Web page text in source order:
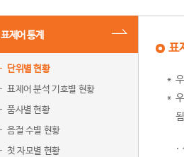
표제어 통계
단위별 현황
표제어 분석 기호별 현황
품사별 현황
음절 수별 현황
첫 자모별 현황
표